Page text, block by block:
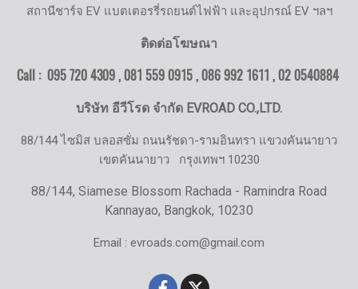
สถานีชาร์จ EV แบตเตอรรี่รถยนต์ไฟฟ้า และอุปกรณ์ EV ฯลฯ
ติดต่อโฆษณา
Call : 095 720 4309 , 081 559 0915 , 086 992 1611 ,02 0540884
บริษัท อีวีโรด จำกัด EVROAD CO.,LTD.
88/144 ไซมิส บลอสซั่ม ถนนรัชดา-รามอินทรา แขวงคันนายาว
เขตคันนายาว กรุงเทพฯ 10230
88/144, Siamese Blossom Rachada - Ramindra Road
Kannayao, Bangkok, 10230
Email : evroads.com@gmail.com